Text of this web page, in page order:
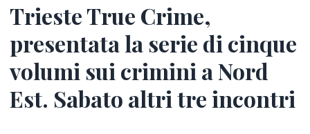
Trieste True Crime,
presentata la serie di cinque
volumi sui crimini a Nord
Est. Sabato altri tre incontri